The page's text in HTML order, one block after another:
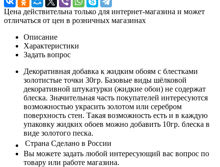
Цена действительна только для интернет-магазина и может
отличаться от цен в розничных магазинах
Описание
Характеристики
Задать вопрос
Декоративная добавка к жидким обоям с блестками
золотистые точки 30гр. Базовые виды шёлковой
декоративной штукатурки (жидкие обои) не содержат
блеска. Значительная часть покупателей интересуются
возможностью украсить золотом или серебром
поверхность стен. Такая возможность есть и в каждую
упаковку жидких обоев можно добавить 10гр. блеска в
виде золотого песка.
Страна Сделано в России
Вы можете задать любой интересующий вас вопрос по
товару или работе магазина.